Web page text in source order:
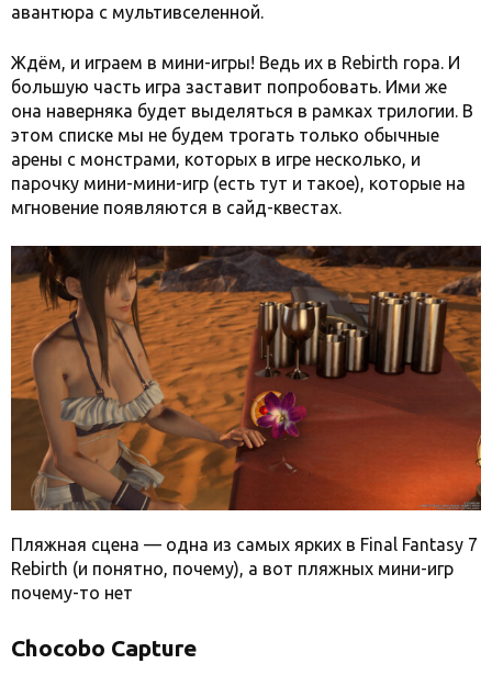
авантюра с мультивселенной.
Ждём, и играем в мини-игры! Ведь их в Rebirth гора. И
большую часть игра заставит попробовать. Ими же
она наверняка будет выделяться в рамках трилогии. В
этом списке мы не будем трогать только обычные
арены с монстрами, которых в игре несколько, и
парочку мини-мини-игр (есть тут и такое), которые на
мгновение появляются в сайд-квестах.
Пляжная сцена — одна из самых ярких в Final Fantasy 7
Rebirth (и понятно, почему), а вот пляжных мини-игр
почему-то нет
Chocobo Capture